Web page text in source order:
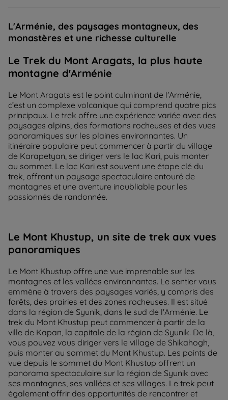
L'Arménie, des paysages montagneux, des
monastères et une richesse culturelle
Le Trek du Mont Aragats, la plus haute
montagne d'Arménie
Le Mont Aragats est le point culminant de l'Arménie,
c’est un complexe volcanique qui comprend quatre pics
principaux. Le trek offre une expérience variée avec des
paysages alpins, des formations rocheuses et des vues
panoramiques sur les plaines environnantes. Un
itinéraire populaire peut commencer à partir du village
de Karapetyan, se diriger vers le lac Kari, puis monter
au sommet. Le lac Kari est souvent une étape clé du
trek, offrant un paysage spectaculaire entouré de
montagnes et une aventure inoubliable pour les
passionnés de randonnée.
Le Mont Khustup, un site de trek aux vues
panoramiques
Le Mont Khustup offre une vue imprenable sur les
montagnes et les vallées environnantes. Le sentier vous
emmène à travers des paysages variés, y compris des
forêts, des prairies et des zones rocheuses. Il est situé
dans la région de Syunik, dans le sud de l'Arménie. Le
trek du Mont Khustup peut commencer à partir de la
ville de Kapan, la capitale de la région de Syunik. De là,
vous pouvez vous diriger vers le village de Shikahogh,
puis monter au sommet du Mont Khustup. Les points de
vue depuis le sommet du Mont Khustup offrent un
panorama spectaculaire sur la région de Syunik avec
ses montagnes, ses vallées et ses villages. Le trek peut
également offrir des opportunités de rencontrer et